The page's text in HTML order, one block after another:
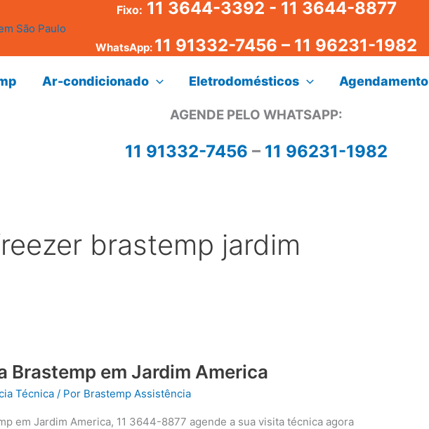
Fixo: 11 3644-3392 - 11 3644-8877
WhatsApp: 11 91332-7456 – 11 96231-1982
Ar-condicionado Eletrodomésticos Agendamento
AGENDE PELO WHATSAPP:
11 91332-7456 – 11 96231-1982
brastemp jardim
Brastemp em Jardim America
Técnica / Por Brastemp Assistência
em Jardim America, 11 3644-8877 agende a sua visita técnica agora